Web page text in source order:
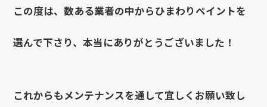
この度は、数ある業者の中からひまわりペイントを
選んで下さり、本当にありがとうございました！
これからもメンテナンスを通して宜しくお願い致し